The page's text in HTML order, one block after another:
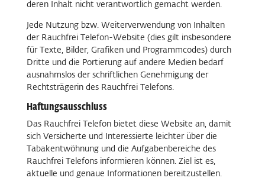
deren Inhalt nicht verantwortlich gemacht werden.
Jede Nutzung bzw. Weiterverwendung von Inhalten
der Rauchfrei Telefon-Website (dies gilt insbesondere
für Texte, Bilder, Grafiken und Programmcodes) durch
Dritte und die Portierung auf andere Medien bedarf
ausnahmslos der schriftlichen Genehmigung der
Rechtsträgerin des Rauchfrei Telefons.
Haftungsausschluss
Das Rauchfrei Telefon bietet diese Website an, damit
sich Versicherte und Interessierte leichter über die
Tabakentwöhnung und die Aufgabenbereiche des
Rauchfrei Telefons informieren können. Ziel ist es,
aktuelle und genaue Informationen bereitzustellen.